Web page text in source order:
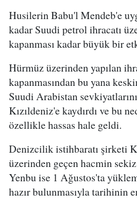
Husilerin Babu'l Mendeb'e
kadar Suudi petrol ihracatı
kapanması kadar büyük bir
Hürmüz üzerinden yapılan
kapanmasından bu yana
Suudi Arabistan
Kızıldeniz'e kaydırdı ve bu
özellikle hassas hale geldi.
Denizcilik istihbaratı şirketi
üzerinden geçen hacmin
Yenbu ise 1 Ağustos'ta
hazır bulunmasıyla tarihinin